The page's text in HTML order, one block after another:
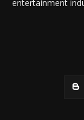
entertainment